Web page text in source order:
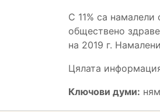
С 11% са намалели
обществено
на 2019 г.
Цялата
Ключови думи: